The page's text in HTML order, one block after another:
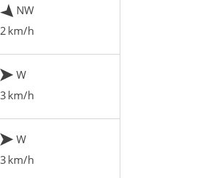
NW
2 km/h
W
3 km/h
W
3 km/h